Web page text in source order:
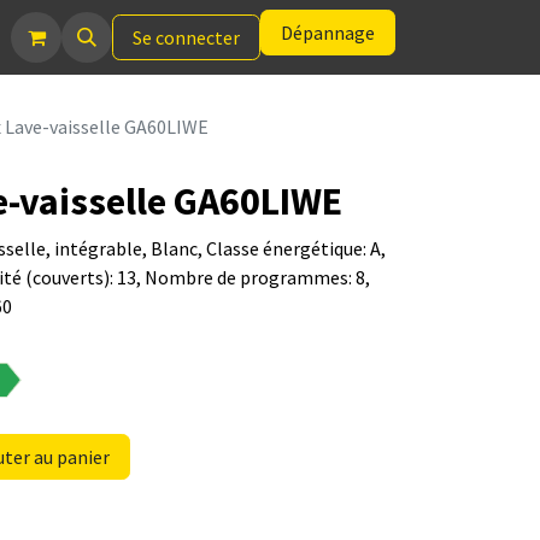
Se connecter Dépannage
vaisselle GA60LIWE
GA60LIWE
intégrable, Blanc, Classe énergétique: A,
(couverts): 13, Nombre de programmes: 8,
au panier